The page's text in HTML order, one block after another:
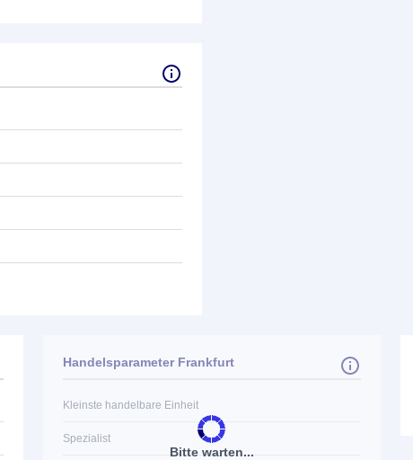
Bitte warten...
Handelsparameter Frankfurt
Kleinste handelbare Einheit
Spezialist